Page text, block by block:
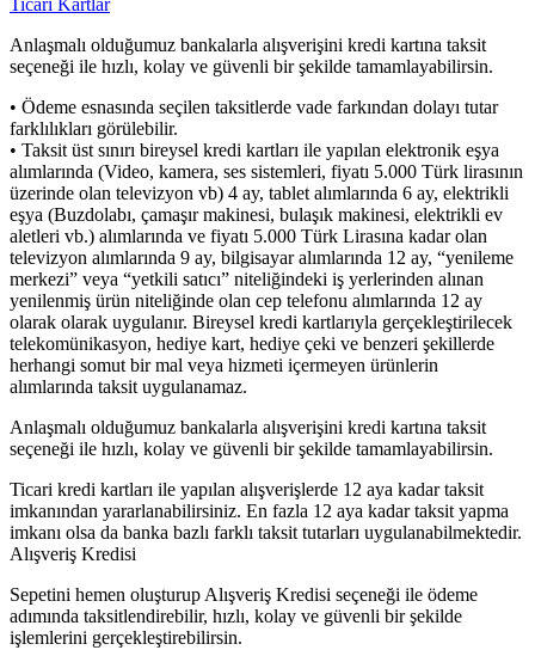
Ticari Kartlar
Anlaşmalı olduğumuz bankalarla alışverişini kredi kartına taksit
seçeneği ile hızlı, kolay ve güvenli bir şekilde tamamlayabilirsin.
• Ödeme esnasında seçilen taksitlerde vade farkından dolayı tutar
farklılıkları görülebilir.
• Taksit üst sınırı bireysel kredi kartları ile yapılan elektronik eşya
alımlarında (Video, kamera, ses sistemleri, fiyatı 5.000 Türk lirasının
üzerinde olan televizyon vb) 4 ay, tablet alımlarında 6 ay, elektrikli
eşya (Buzdolabı, çamaşır makinesi, bulaşık makinesi, elektrikli ev
aletleri vb.) alımlarında ve fiyatı 5.000 Türk Lirasına kadar olan
televizyon alımlarında 9 ay, bilgisayar alımlarında 12 ay, “yenileme
merkezi” veya “yetkili satıcı” niteliğindeki iş yerlerinden alınan
yenilenmiş ürün niteliğinde olan cep telefonu alımlarında 12 ay
olarak olarak uygulanır. Bireysel kredi kartlarıyla gerçekleştirilecek
telekomünikasyon, hediye kart, hediye çeki ve benzeri şekillerde
herhangi somut bir mal veya hizmeti içermeyen ürünlerin
alımlarında taksit uygulanamaz.
Anlaşmalı olduğumuz bankalarla alışverişini kredi kartına taksit
seçeneği ile hızlı, kolay ve güvenli bir şekilde tamamlayabilirsin.
Ticari kredi kartları ile yapılan alışverişlerde 12 aya kadar taksit
imkanından yararlanabilirsiniz. En fazla 12 aya kadar taksit yapma
imkanı olsa da banka bazlı farklı taksit tutarları uygulanabilmektedir.
Alışveriş Kredisi
Sepetini hemen oluşturup Alışveriş Kredisi seçeneği ile ödeme
adımında taksitlendirebilir, hızlı, kolay ve güvenli bir şekilde
işlemlerini gerçekleştirebilirsin.